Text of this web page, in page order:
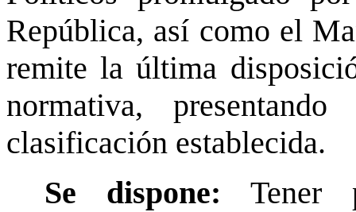
República, así como el
remite la última
normativa,
clasificación establecida.
Se dispone:Tener